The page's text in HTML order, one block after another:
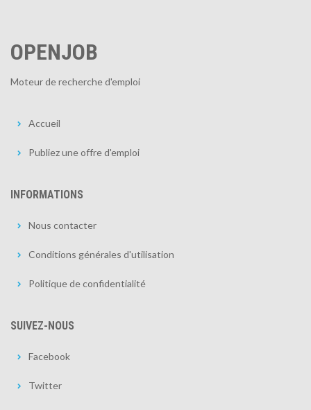
OPENJOB
Moteur de recherche d'emploi
Accueil
Publiez une offre d'emploi
INFORMATIONS
Nous contacter
Conditions générales d'utilisation
Politique de confidentialité
SUIVEZ-NOUS
Facebook
Twitter